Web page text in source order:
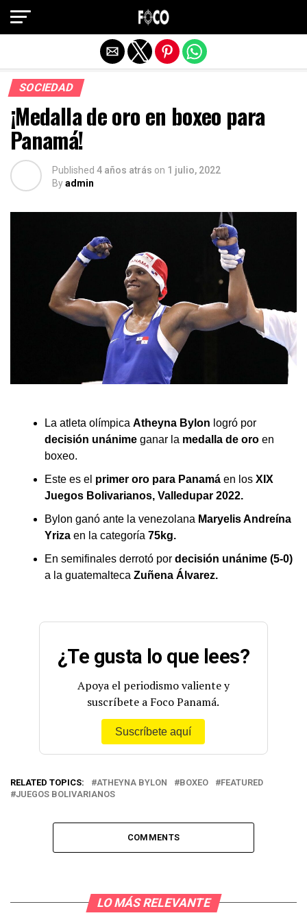
SOCIEDAD
¡Medalla de oro en boxeo para
Panamá!
Published 4 años atrás on 1 julio, 2022
Byadmin
La atleta olímpica Atheyna Bylon logró por
decisión unánime ganar la medalla de oro en
boxeo.
Este es el primer oro para Panamá en los XIX
Juegos Bolivarianos, Valledupar 2022.
Bylon ganó ante la venezolana Maryelis Andreína
Yriza en la categoría 75kg.
En semifinales derrotó por decisión unánime (5-0)
a la guatemalteca Zuñena Álvarez.
¿Te gusta lo que lees?
Apoya el periodismo valiente y
suscríbete a Foco Panamá.
Suscríbete aquí
RELATED TOPICS: ATHEYNA BYLON BOXEO
FEATURED
JUEGOS BOLIVARIANOS
COMMENTS
LO MÁS RELEVANTE
Salir de la versión móvil